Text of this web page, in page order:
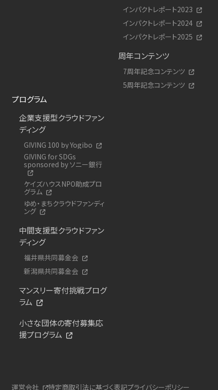
インパクトレポート2023
インパクトレポート2024
インパクトレポート2025
周年コンテンツ
7周年記念コンテンツ
5周年記念コンテンツ
プログラム
企業支援型クラウドファン
ディング
GIVING 100 by Yogibo
GIVING for SDGs
sponsored by ソニー銀行
ケイズハウスNPO助成プロ
グラム
ゆめ・まちクラウドファンディ
ング
中間支援型クラウドファン
ディング
福井県共同募金会
新潟県共同募金会
マンスリー寄付挑戦プログ
ラム
小さな団体の寄付募集応
援プログラム
運営会社 特定商取引法に基づく表記プライバシーポリシー